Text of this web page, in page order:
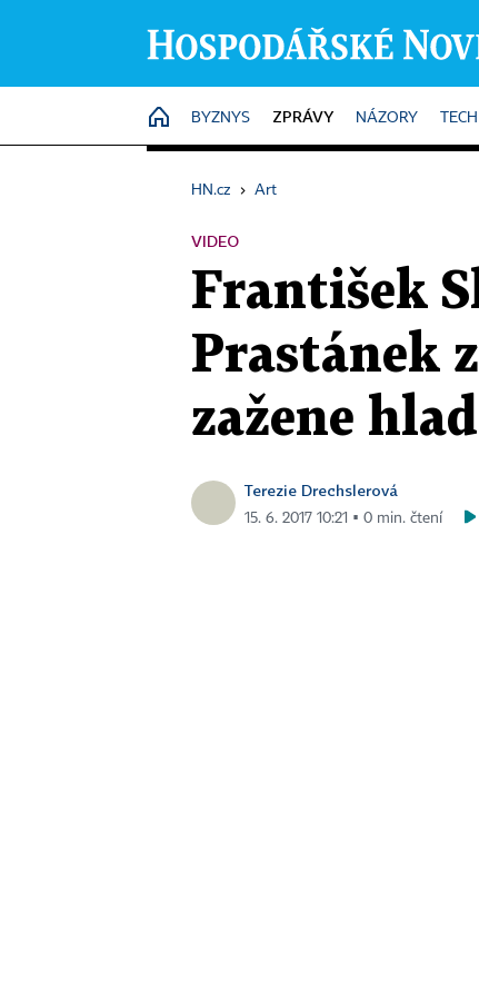
HOME
BYZNYS ZPRÁVY NÁZORY TECH
HN.cz › Art
VIDEO
František
Prastánek
zažene
Terezie Drechslerová
15. 6. 2017 10:21 ▪ 0 min. čtení